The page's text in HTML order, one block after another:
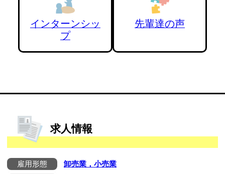
インターンシッ
プ
先輩達の声
求人情報
雇用形態
卸売業，小売業